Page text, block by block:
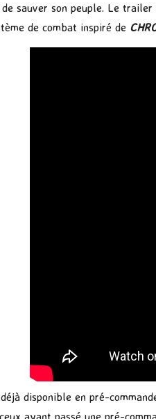
sauver son peuple. Le
de combat inspiré de
disponible en pré-